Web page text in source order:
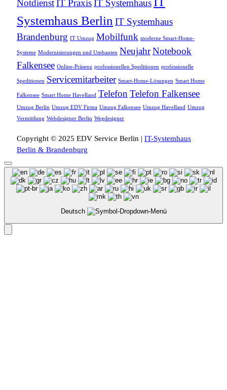
NotdienstIT PraxisIT Systemhaus
Systemhaus Berlin IT Systemhaus
Brandenburg IT Umzug Mobilfunk moderne Smart-Home-
Systeme Modernisierungen und Umbauten NeujahrNotebook
Falkensee Online-Präsenz professionellen Speditionen professionelle
Speditionen Servicemitarbeiter Smart-Home-Lösungen Smart Home
Falkensee Smart Home Havelland Telefon Telefon Falkensee
Umzug Berlin Umzug EDV Firma Umzug Falkensee Umzug Havelland Umzug
Vermittlung Webdesigner Berlin Wegdesigner
Copyright © 2025 EDV Service Berlin | IT-Systemhaus
Berlin & Brandenburg
Deutsch